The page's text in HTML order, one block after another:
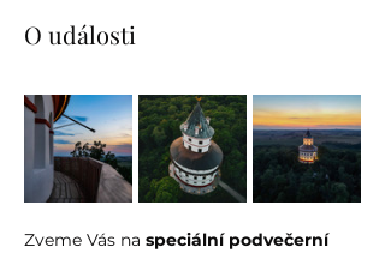
O události
Zveme Vás na speciální podvečerní